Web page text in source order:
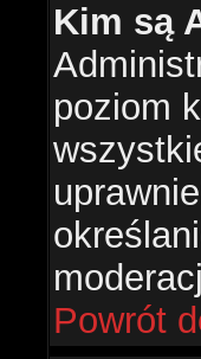
Kim są
poziom
Powrót